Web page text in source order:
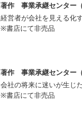
著作 事業承継センター（
経営者が会社を見える化
※書店にて非売品
著作 事業承継センター（
会社の将来に迷いが生じ
※書店にて非売品